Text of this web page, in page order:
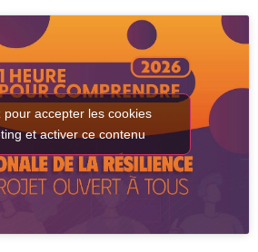
pour accepter les cookies
et activer ce contenu